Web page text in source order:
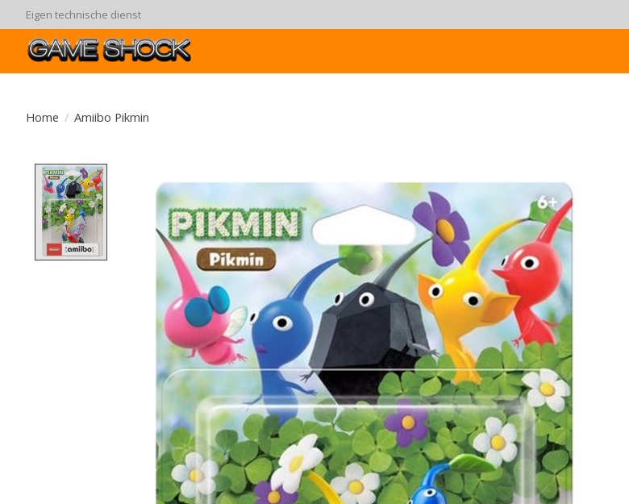
Eigen technische dienst
Home / Amiibo Pikmin